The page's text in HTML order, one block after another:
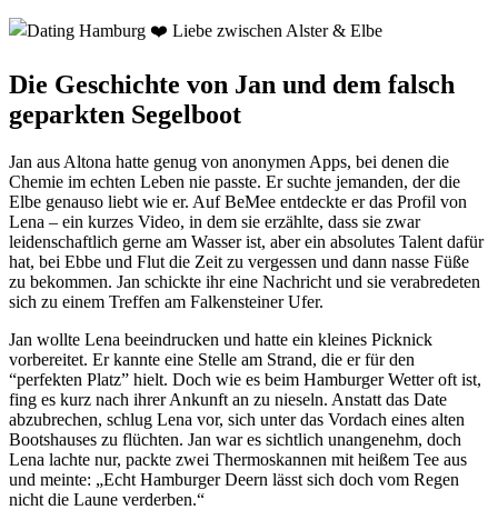
Die Geschichte von Jan und dem falsch
geparkten Segelboot
Jan aus Altona hatte genug von anonymen Apps, bei denen die
Chemie im echten Leben nie passte. Er suchte jemanden, der die
Elbe genauso liebt wie er. Auf BeMee entdeckte er das Profil von
Lena – ein kurzes Video, in dem sie erzählte, dass sie zwar
leidenschaftlich gerne am Wasser ist, aber ein absolutes Talent dafür
hat, bei Ebbe und Flut die Zeit zu vergessen und dann nasse Füße
zu bekommen. Jan schickte ihr eine Nachricht und sie verabredeten
sich zu einem Treffen am Falkensteiner Ufer.
Jan wollte Lena beeindrucken und hatte ein kleines Picknick
vorbereitet. Er kannte eine Stelle am Strand, die er für den
“perfekten Platz” hielt. Doch wie es beim Hamburger Wetter oft ist,
fing es kurz nach ihrer Ankunft an zu nieseln. Anstatt das Date
abzubrechen, schlug Lena vor, sich unter das Vordach eines alten
Bootshauses zu flüchten. Jan war es sichtlich unangenehm, doch
Lena lachte nur, packte zwei Thermoskannen mit heißem Tee aus
und meinte: „Echt Hamburger Deern lässt sich doch vom Regen
nicht die Laune verderben.“